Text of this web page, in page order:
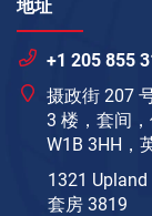
地址
+1 205 855
摄政街 207
3 楼，套间
W1B 3HH，
1321 Upland
套房 3819